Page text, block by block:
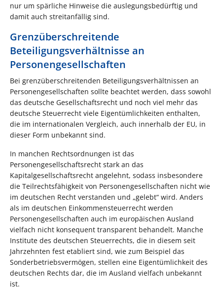
nur um spärliche Hinweise die auslegungsbedürftig und
damit auch streitanfällig sind.
Grenzüberschreitende
Beteiligungsverhältnisse an
Personengesellschaften
Bei grenzüberschreitenden Beteiligungsverhältnissen an
Personengesellschaften sollte beachtet werden, dass sowohl
das deutsche Gesellschaftsrecht und noch viel mehr das
deutsche Steuerrecht viele Eigentümlichkeiten enthalten,
die im internationalen Vergleich, auch innerhalb der EU, in
dieser Form unbekannt sind.
In manchen Rechtsordnungen ist das
Personengesellschaftsrecht stark an das
Kapitalgesellschaftsrecht angelehnt, sodass insbesondere
die Teilrechtsfähigkeit von Personengesellschaften nicht wie
im deutschen Recht verstanden und „gelebt“ wird. Anders
als im deutschen Einkommensteuerrecht werden
Personengesellschaften auch im europäischen Ausland
vielfach nicht konsequent transparent behandelt. Manche
Institute des deutschen Steuerrechts, die in diesem seit
Jahrzehnten fest etabliert sind, wie zum Beispiel das
Sonderbetriebsvermögen, stellen eine Eigentümlichkeit des
deutschen Rechts dar, die im Ausland vielfach unbekannt
ist.